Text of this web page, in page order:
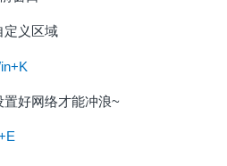
定义区域
好网络才能冲浪~